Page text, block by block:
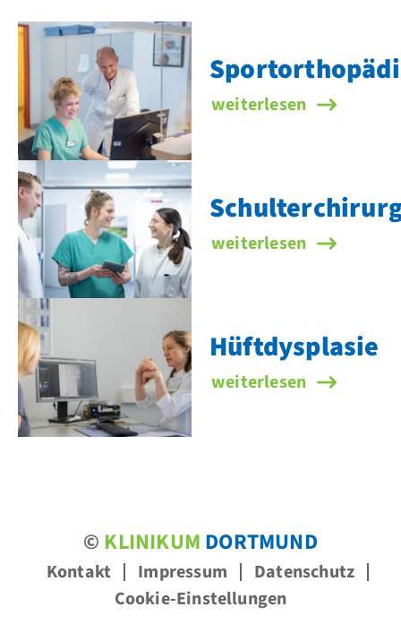
Sportorthopädie
weiterlesen
Schulterchirurgie
weiterlesen
Hüftdysplasie
Hüftdysplasie
weiterlesen
© KLINIKUM DORTMUND
Kontakt Impressum
Datenschutz
Cookie-Einstellungen